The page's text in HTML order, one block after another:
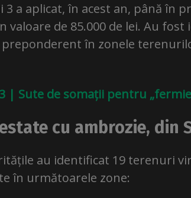
3 a aplicat, în acest an, până în
valoare de 85.000 de lei. Au fost
în zonele
| Sute de somații pentru
cu ambrozie, din
au identificat 19 terenuri
în următoarele zone: